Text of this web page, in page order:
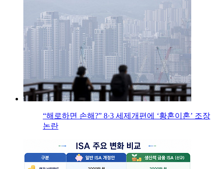
“해로하면 손해?” 8·3 세제개편에 ‘황혼이혼’ 조장
논란